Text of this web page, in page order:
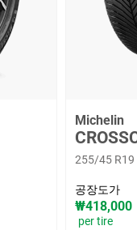
Michelin
255/45 R19
공장도가
₩418,000
per tire